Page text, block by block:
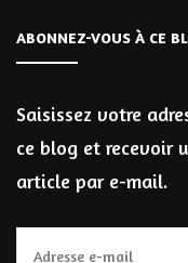
ABONNEZ-VOUS À CE
Saisissez votre
ce blog et recevoir
article par e-mail.